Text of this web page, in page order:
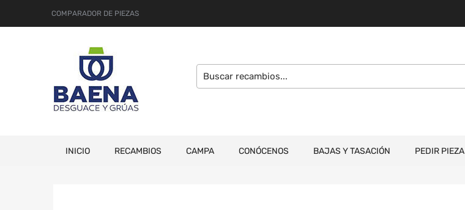
COMPARADOR DE PIEZAS
INICIO RECAMBIOS CAMPA CONÓCENOS BAJAS Y TASACIÓN PEDIR PIEZA